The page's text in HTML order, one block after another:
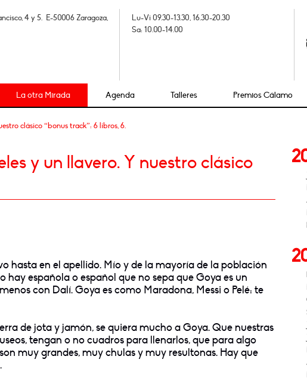
4 y 5. E-50006 Zaragoza,
Lu-Vi 09.30-13.30, 16.30-20.30
Sa: 10.00-14.00
La otra Mirada Agenda Talleres Premios Cálamo
clásico “bonus track”: 6 libros, 6.
y un llavero. Y nuestro clásico
hasta en el apellido. Mío y de la mayoría de la población
hay española o español que no sepa que Goya es un
con Dalí. Goya es como Maradona, Messi o Pelé: te
de jota y jamón, se quiera mucho a Goya. Que nuestras
tengan o no cuadros para llenarlos, que para algo
muy grandes, muy chulas y muy resultonas. Hay que